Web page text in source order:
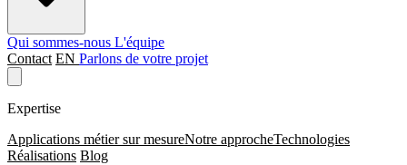
Qui sommes-nous L'équipe
Contact EN Parlons de votre projet
Expertise
Applications métier sur mesureNotre approcheTechnologies
Réalisations Blog